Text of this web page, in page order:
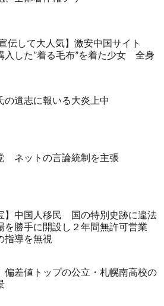
伝して大人気】激安中国サイト
入した”着る毛布”を着た少女 全身
の遺志に報いる大炎上中
ネットの言論統制を主張
】中国人移民 国の特別史跡に違法
を勝手に開設し２年間無許可営業
指導を無視
偏差値トップの公立・札幌南高校の